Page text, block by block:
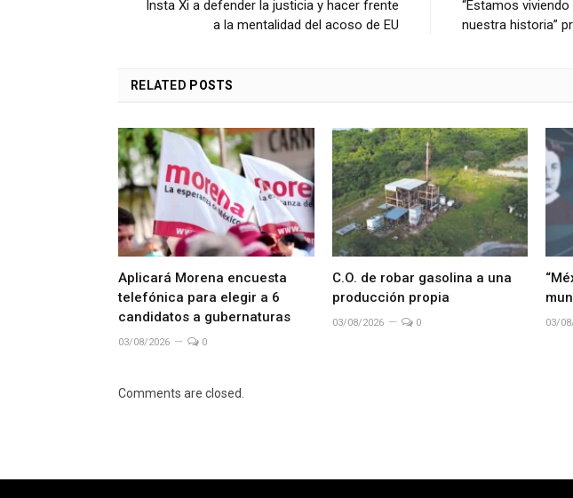
Insta Xi a defender la justicia y hacer frente
a la mentalidad del acoso de EU
“Estamos
nuestra historia”
RELATED POSTS
Aplicará Morena encuesta
telefónica para elegir a 6
candidatos a gubernaturas
03/08/2026 0
C.O. de robar gasolina a una
producción propia
03/08/2026 0 03/
Comments are closed.